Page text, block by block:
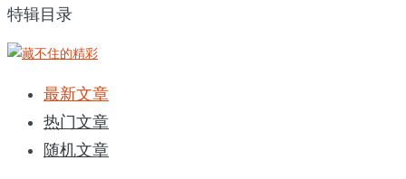
特辑目录
最新文章
热门文章
随机文章